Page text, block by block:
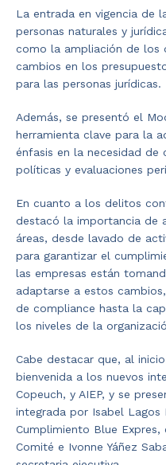
La entrada en vigencia de
personas naturales y
como la ampliación de los
cambios en los
para las personas jurídicas.
Además, se presentó el
herramienta clave para la
énfasis en la necesidad de
políticas y evaluaciones
En cuanto a los delitos
destacó la importancia de
áreas, desde lavado de
para garantizar el
las empresas están
adaptarse a estos
de compliance hasta la
los niveles de la
Cabe destacar que, al
bienvenida a los nuevos
Copeuch, y AIEP, y se
integrada por Isabel Lagos
Cumplimiento Blue
Comité e Ivonne Yáñez